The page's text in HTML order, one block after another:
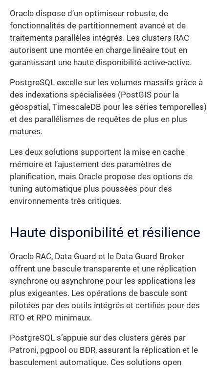
Oracle dispose d’un optimiseur robuste, de
fonctionnalités de partitionnement avancé et de
traitements parallèles intégrés. Les clusters RAC
autorisent une montée en charge linéaire tout en
garantissant une haute disponibilité active-active.
PostgreSQL excelle sur les volumes massifs grâce à
des indexations spécialisées (PostGIS pour la
géospatial, TimescaleDB pour les séries temporelles)
et des parallélismes de requêtes de plus en plus
matures.
Les deux solutions supportent la mise en cache
mémoire et l’ajustement des paramètres de
planification, mais Oracle propose des options de
tuning automatique plus poussées pour des
environnements très critiques.
Haute disponibilité et résilience
Oracle RAC, Data Guard et le Data Guard Broker
offrent une bascule transparente et une réplication
synchrone ou asynchrone pour les applications les
plus exigeantes. Les opérations de bascule sont
pilotées par des outils intégrés et certifiés pour des
RTO et RPO minimaux.
PostgreSQL s’appuie sur des clusters gérés par
Patroni, pgpool ou BDR, assurant la réplication et le
basculement automatique. Ces solutions open